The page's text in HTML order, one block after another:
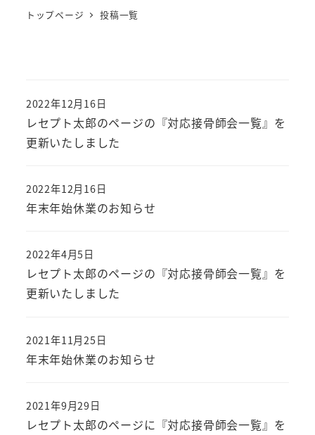
トップページ 投稿一覧
レセプト太郎のページの『対応接骨師会一覧』を
更新いたしました
2022年12月16日
年末年始休業のお知らせ
2022年12月16日
レセプト太郎のページの『対応接骨師会一覧』を
更新いたしました
2022年4月5日
年末年始休業のお知らせ
2021年11月25日
レセプト太郎のページに『対応接骨師会一覧』を
2021年9月29日